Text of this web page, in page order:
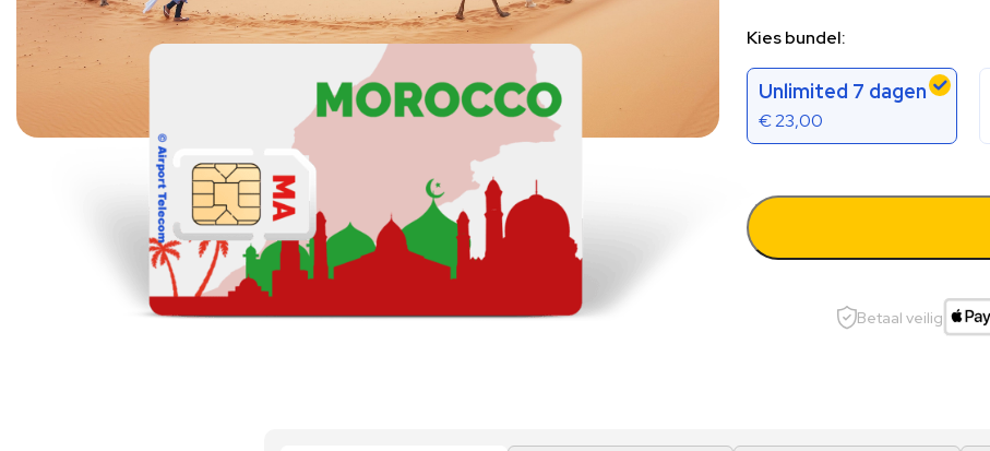
Kies bundel:
Unlimited 7 dagen
€23,00
Betaal veilig